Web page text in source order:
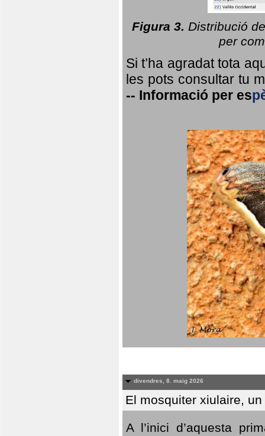
Figura 3. Distribució
per
Si t’ha agradat tota
les pots consultar tu
-- Informació per es
divendres, 8. maig 2026
El mosquiter xiulaire,
A l’inici d’aquesta